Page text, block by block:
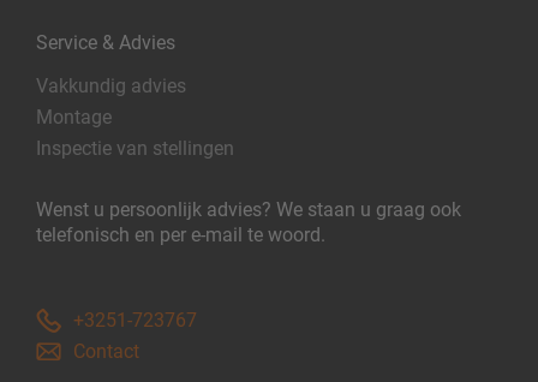
Service & Advies
Vakkundig advies
Montage
Inspectie van stellingen
Wenst u persoonlijk advies? We staan u graag ook
telefonisch en per e-mail te woord.
+3251-723767
Contact